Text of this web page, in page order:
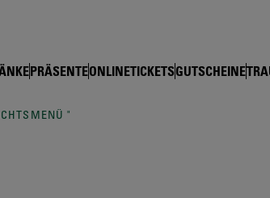
Wackerbarth
PRÄSENTEONLINETICKETSGUTSCHEINE
"